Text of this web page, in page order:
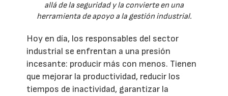
allá de la seguridad y la convierte en una
herramienta de apoyo a la gestión industrial.
Hoy en día, los responsables del sector
industrial se enfrentan a una presión
incesante: producir más con menos. Tienen
que mejorar la productividad, reducir los
tiempos de inactividad, garantizar la